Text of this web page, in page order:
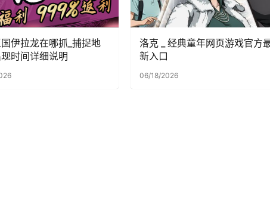
伊拉龙在哪抓_捕捉地
时间详细说明
洛克 _ 经典童年网页游戏官方
新入口
06/18/2026